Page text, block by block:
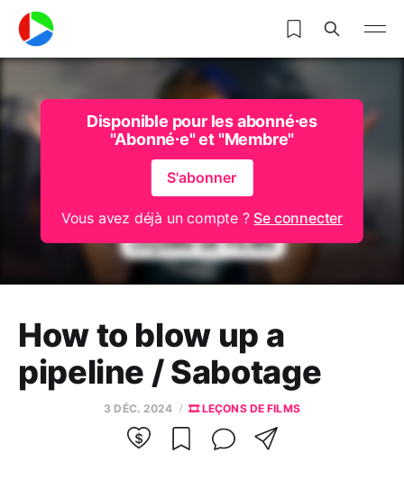
Disponible pour les abonné⸱es
"Abonné⸱e" et "Membre"
S'abonner
Vous avez déjà un compte ? Se connecter
How to blow up a
pipeline / Sabotage
3 DÉC. 2024 🎞️ LEÇONS DE FILMS